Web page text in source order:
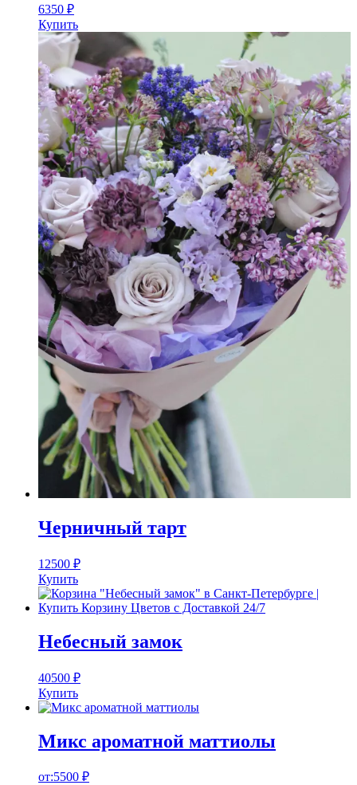
6350 ₽
Купить
Черничный тарт
12500 ₽
Купить
Небесный замок
40500 ₽
Купить
Микс ароматной маттиолы
от:5500 ₽